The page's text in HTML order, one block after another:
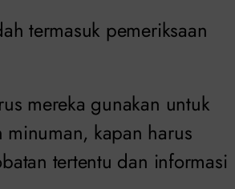
termasuk pemeriksaan
mereka gunakan untuk
kapan harus
tertentu dan informasi